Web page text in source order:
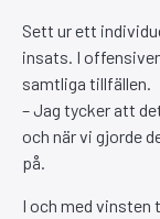
Sett ur ett
insats. I
samtliga tillfällen.
– Jag tycker att
och när vi gjorde
på.
I och med vinsten